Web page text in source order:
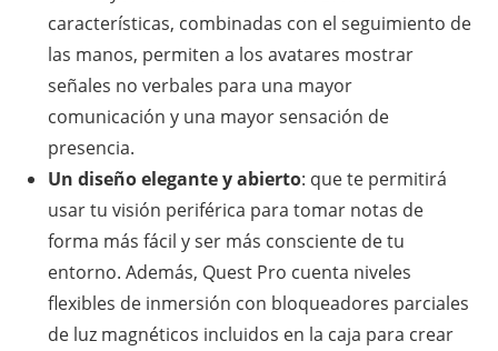
características, combinadas con el seguimiento de
las manos, permiten a los avatares mostrar
señales no verbales para una mayor
comunicación y una mayor sensación de
presencia.
Un diseño elegante y abierto: que te permitirá
usar tu visión periférica para tomar notas de
forma más fácil y ser más consciente de tu
entorno. Además, Quest Pro cuenta niveles
flexibles de inmersión con bloqueadores parciales
de luz magnéticos incluidos en la caja para crear